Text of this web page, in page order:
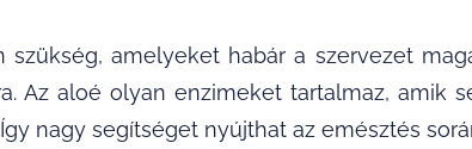
szükség, amelyeket habár a szervezet
Az aloé olyan enzimeket tartalmaz, amik
nagy segítséget nyújthat az emésztés